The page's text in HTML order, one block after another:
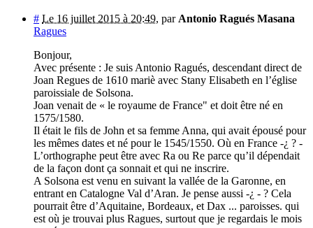
# Le 16 juillet 2015 à 20:49, par Antonio Ragués Masana
Ragues
Bonjour,
Avec présente : Je suis Antonio Ragués, descendant direct de
Joan Regues de 1610 mariè avec Stany Elisabeth en l’église
paroissiale de Solsona.
Joan venait de « le royaume de France" et doit être né en
1575/1580.
Il était le fils de John et sa femme Anna, qui avait épousé pour
les mêmes dates et né pour le 1545/1550. Où en France -¿ ? -
L’orthographe peut être avec Ra ou Re parce qu’il dépendait
de la façon dont ça sonnait et qui ne inscrire.
A Solsona est venu en suivant la vallée de la Garonne, en
entrant en Catalogne Val d’Aran. Je pense aussi -¿ - ? Cela
pourrait être d’Aquitaine, Bordeaux, et Dax ... paroisses. qui
est où je trouvai plus Ragues, surtout que je regardais le mois